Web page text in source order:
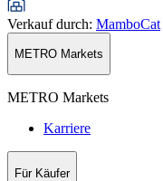
Verkauf durch: MamboCat
METRO Markets
METRO Markets
Karriere
Für Käufer